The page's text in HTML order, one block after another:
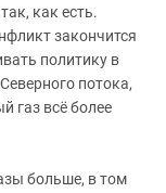
как есть.
закончится
политику в
потока,
газ всё более
больше, в том